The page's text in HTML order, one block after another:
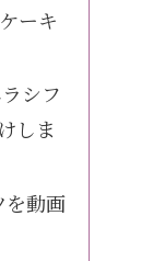
ーキ
シフ
しま
を動画